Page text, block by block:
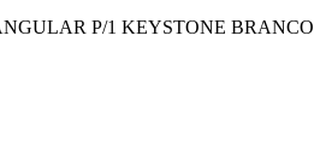
P/1 KEYSTONE BRANCO